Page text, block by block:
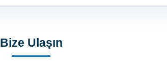
Bize Ulaşın